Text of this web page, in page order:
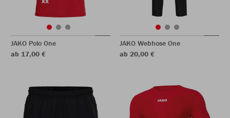
JAKO Polo One
ab 17,00 €
JAKO Webhose One
ab 20,00 €